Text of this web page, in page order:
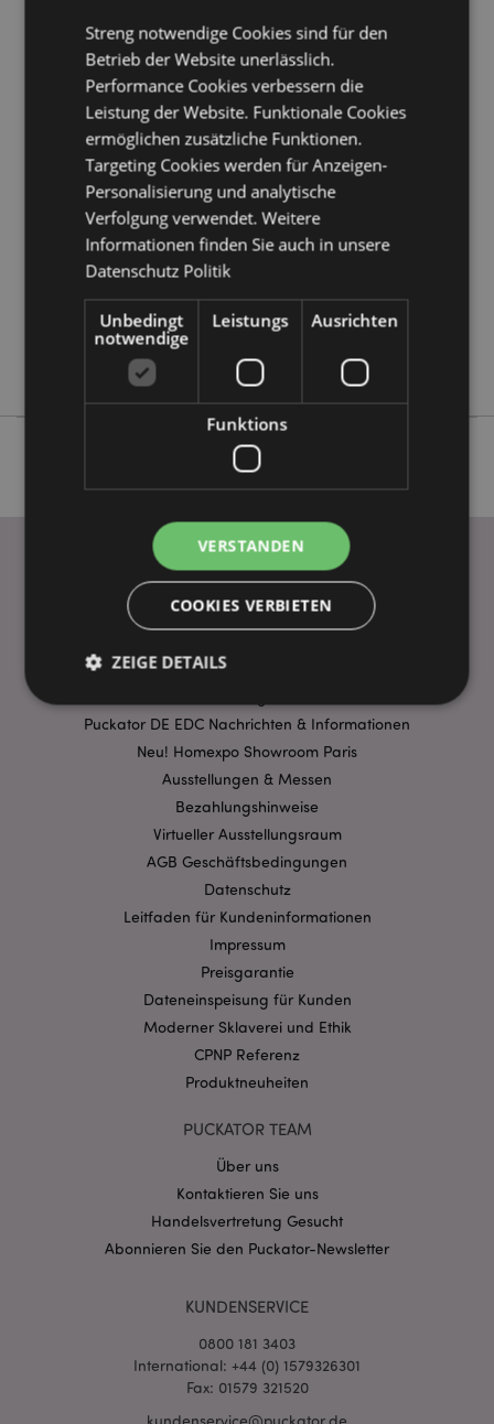
erfahren?Dann lesen Sie unserenLeitfaden für
Kundeninformationen.
Produktattribute
Information
Höhe 15cm Breite 15cm Tiefe 2cm
5055071508370
48
0.267000
Keine
Keine
Keine
Adoramals
WICHTIGE INFORMATION
Lieferbedingungen
Puckator DE EDC Nachrichten & Informationen
Neu! Homexpo Showroom Paris
Ausstellungen & Messen
Bezahlungshinweise
Virtueller Ausstellungsraum
AGB Geschäftsbedingungen
Datenschutz
Leitfaden für Kundeninformationen
Impressum
Preisgarantie
Dateneinspeisung für Kunden
Moderner Sklaverei und Ethik
CPNP Referenz
Produktneuheiten
PUCKATOR TEAM
Über uns
Kontaktieren Sie uns
Handelsvertretung Gesucht
Abonnieren Sie den Puckator-Newsletter
KUNDENSERVICE
0800 181 3403
International: +44 (0) 1579326301
Fax: 01579 321520
kundenservice@puckator.de
Streng notwendige Cookies sind für den
Betrieb der Website unerlässlich.
Performance Cookies verbessern die
Leistung der Website. Funktionale Cookies
ermöglichen zusätzliche Funktionen.
Targeting Cookies werden für Anzeigen-
Personalisierung und analytische
Verfolgung verwendet. Weitere
Informationen finden Sie auch in unsere
Datenschutz Politik
Unbedingt
notwendige
Leistungs Ausrichten
Funktions
VERSTANDEN
COOKIES VERBIETEN
ZEIGE DETAILS
Unbedingt notwendige
Leistungs
Ausrichten
Funktions
Streng-notwendige-Cookies ermöglichen
Kernfunktionen der Website wie die
Benutzeranmeldung und die Kontoverwaltung.
Ohne unbedingt notwendige cookies kann die
Website nicht richtig genutzt werden.
Provider
CookieScriptConsent
Datenschutzbestimmungen von Google